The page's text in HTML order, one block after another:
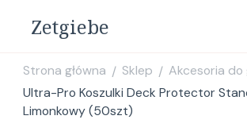
Zetgiebe
Strona główna / Sklep / Akcesoria do
Ultra-Pro Koszulki Deck Protector
Limonkowy (50szt)